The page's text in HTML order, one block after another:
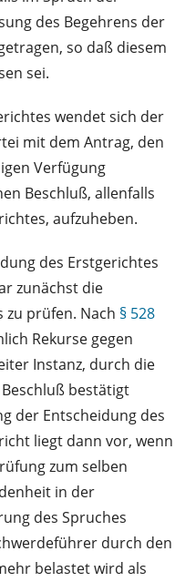
des Begehrens der
so daß diesem
sei.
wendet sich der
mit dem Antrag, den
Verfügung
Beschluß, allenfalls
aufzuheben.
des Erstgerichtes
zunächst die
zu prüfen. Nach § 528
Rekurse gegen
Instanz, durch die
bestätigt
der Entscheidung des
liegt dann vor, wenn
zum selben
in der
des Spruches
durch den
belastet wird als